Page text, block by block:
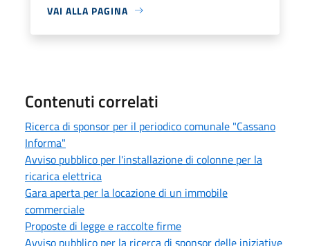
VAI ALLA PAGINA
Contenuti correlati
Ricerca di sponsor per il periodico comunale "Cassano
Informa"
Avviso pubblico per l'installazione di colonne per la
ricarica elettrica
Gara aperta per la locazione di un immobile
commerciale
Proposte di legge e raccolte firme
Avviso pubblico per la ricerca di sponsor delle iniziative